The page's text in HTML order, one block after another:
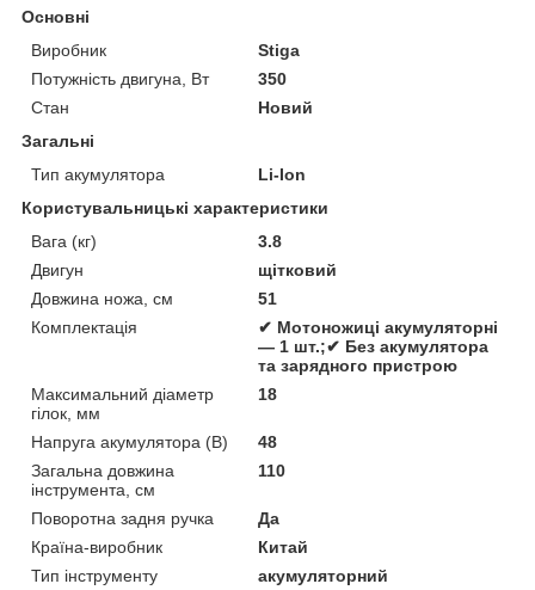
Основні
Виробник
Stiga
Потужність двигуна, Вт
350
Стан
Новий
Загальні
Тип акумулятора
Li-Ion
Користувальницькі характеристики
Вага (кг)
3.8
Двигун
щітковий
Довжина ножа, см
51
Комплектація
✔ Мотоножиці акумуляторні
— 1 шт.;✔ Без акумулятора
та зарядного пристрою
Максимальний діаметр
гілок, мм
18
Напруга акумулятора (В)
48
Загальна довжина
інструмента, см
110
Поворотна задня ручка
Да
Країна-виробник
Китай
Тип інструменту
акумуляторний